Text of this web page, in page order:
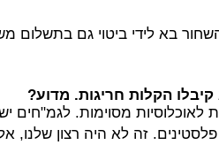
בא לידי ביטוי גם בתשלום
הקלות חריגות. מדוע?
מסוימות. לגמ"חים
זה לא היה רצון שלנו,